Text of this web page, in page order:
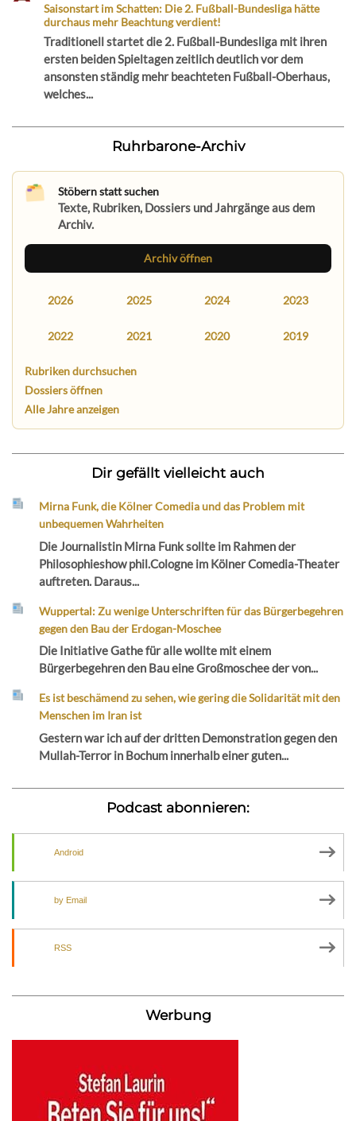
Saisonstart im Schatten: Die 2. Fußball-Bundesliga hätte
durchaus mehr Beachtung verdient!
Traditionell startet die 2. Fußball-Bundesliga mit ihren
ersten beiden Spieltagen zeitlich deutlich vor dem
ansonsten ständig mehr beachteten Fußball-Oberhaus,
welches...
Ruhrbarone-Archiv
Stöbern statt suchen
Texte, Rubriken, Dossiers und Jahrgänge aus dem
Archiv.
Archiv öffnen
2026 2025 2024 2023
2022 2021 2020 2019
Rubriken durchsuchen
Dossiers öffnen
Alle Jahre anzeigen
Dir gefällt vielleicht auch
Mirna Funk, die Kölner Comedia und das Problem mit
unbequemen Wahrheiten
Die Journalistin Mirna Funk sollte im Rahmen der
Philosophieshow phil.Cologne im Kölner Comedia-Theater
auftreten. Daraus...
Wuppertal: Zu wenige Unterschriften für das Bürgerbegehren
gegen den Bau der Erdogan-Moschee
Die Initiative Gathe für alle wollte mit einem
Bürgerbegehren den Bau eine Großmoschee der von...
Es ist beschämend zu sehen, wie gering die Solidarität mit den
Menschen im Iran ist
Gestern war ich auf der dritten Demonstration gegen den
Mullah-Terror in Bochum innerhalb einer guten...
Podcast abonnieren:
Android
by Email
RSS
Werbung